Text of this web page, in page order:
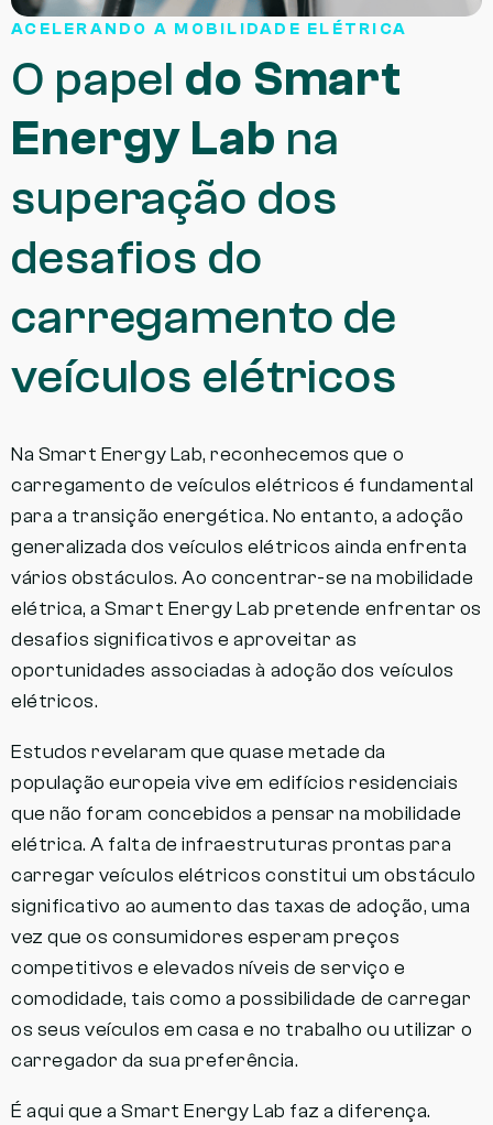
ACELERANDO A MOBILIDADE ELÉTRICA
O papel do Smart
Energy Lab na
superação dos
desafios do
carregamento de
veículos elétricos
Na Smart Energy Lab, reconhecemos que o
carregamento de veículos elétricos é fundamental
para a transição energética. No entanto, a adoção
generalizada dos veículos elétricos ainda enfrenta
vários obstáculos. Ao concentrar-se na mobilidade
elétrica, a Smart Energy Lab pretende enfrentar os
desafios significativos e aproveitar as
oportunidades associadas à adoção dos veículos
elétricos.
Estudos revelaram que quase metade da
população europeia vive em edifícios residenciais
que não foram concebidos a pensar na mobilidade
elétrica. A falta de infraestruturas prontas para
carregar veículos elétricos constitui um obstáculo
significativo ao aumento das taxas de adoção, uma
vez que os consumidores esperam preços
competitivos e elevados níveis de serviço e
comodidade, tais como a possibilidade de carregar
os seus veículos em casa e no trabalho ou utilizar o
carregador da sua preferência.
É aqui que a Smart Energy Lab faz a diferença.